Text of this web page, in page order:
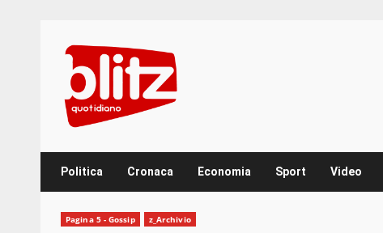
content
Politica Cronaca Economia Sport Video
Pagina 5 - Gossip z_Archivio